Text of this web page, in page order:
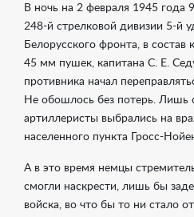
В ночь на 2 февраля 1945 года
248-й стрелковой дивизии 5-й
Белорусского фронта, в состав
45 мм пушек, капитана С. Е.
противника начал
Не обошлось без потерь. Лишь
артиллеристы выбрались на
населенного пункта Гросс-
А в это время немцы
смогли наскрести, лишь бы
войска, во что бы то ни стало